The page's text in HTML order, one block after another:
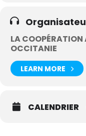
LA
OCCITANIE
LEARN MORE
CALENDRIER